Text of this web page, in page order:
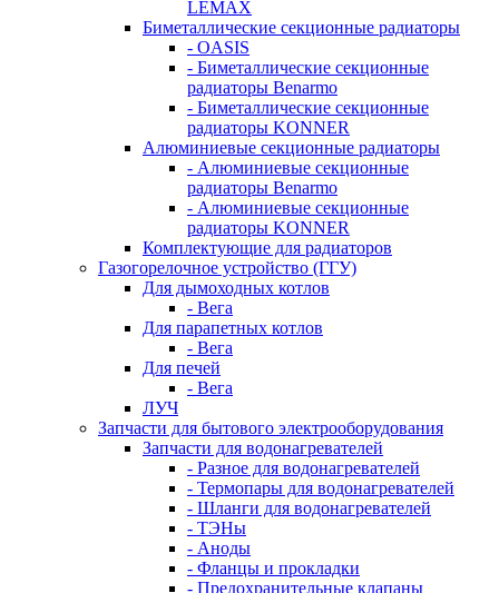
LEMAX
Биметаллические секционные радиаторы
- OASIS
- Биметаллические секционные
радиаторы Benarmo
- Биметаллические секционные
радиаторы KONNER
Алюминиевые секционные радиаторы
- Алюминиевые секционные
радиаторы Benarmo
- Алюминиевые секционные
радиаторы KONNER
Комплектующие для радиаторов
Газогорелочное устройство (ГГУ)
Для дымоходных котлов
- Вега
Для парапетных котлов
- Вега
Для печей
- Вега
ЛУЧ
Запчасти для бытового электрооборудования
Запчасти для водонагревателей
- Разное для водонагревателей
- Термопары для водонагревателей
- Шланги для водонагревателей
- ТЭНы
- Аноды
- Фланцы и прокладки
- Предохранительные клапаны